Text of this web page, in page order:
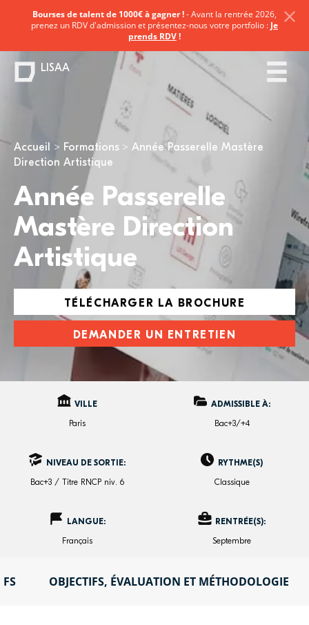
Vous êtes ici
Accueil Formations
Année Passerelle Mastère
Direction Artistique
Année Passerelle
Mastère Direction
Artistique
TÉLÉCHARGER LA BROCHURE
DEMANDER UN ENTRETIEN
VILLE
Paris
ADMISSIBLE À:
Bac+3/+4
NIVEAU DE SORTIE:
Bac+3 / Titre RNCP niv. 6
RYTHME(S)
Classique
LANGUE:
Français
RENTRÉE(S):
Septembre
OBJECTIFS, ÉVALUATION ET MÉTHODOLOGIE
Bourses de talent de 1000€ à gagner !- Avant la rentrée 2026,
prenez un RDV d'admission et présentez-nous votre portfolio : Je
prends RDV!
LISAA